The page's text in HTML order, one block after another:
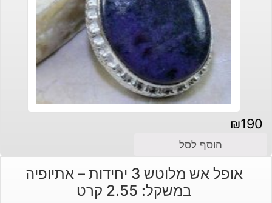
₪190
הוסף לסל
אופל אש מלוטש 3 יחידות – אתיופיה
במשקל: 2.55 קרט